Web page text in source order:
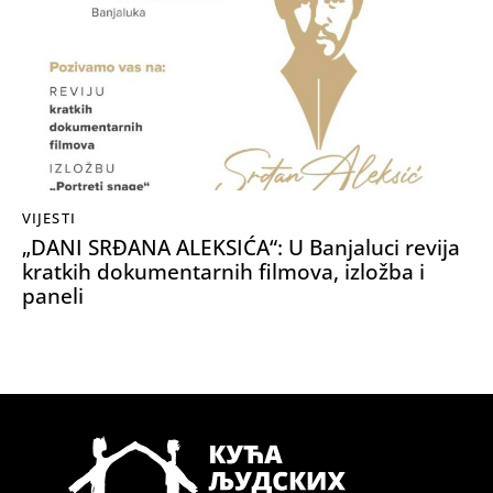
VIJESTI
„DANI SRĐANA ALEKSIĆA“: U Banjaluci revija
kratkih dokumentarnih filmova, izložba i
paneli